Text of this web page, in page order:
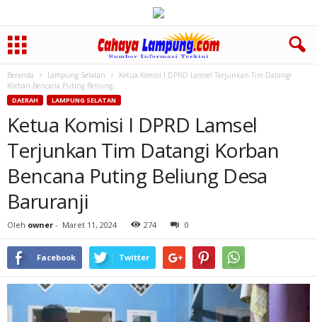
Beranda Lampung Selatan
Ketua Komisi I DPRD Lamsel Terjunkan Tim Datangi
Korban Bencana Puting Beliung...
DAERAH LAMPUNG SELATAN
Ketua Komisi I DPRD Lamsel
Terjunkan Tim Datangi Korban
Bencana Puting Beliung Desa
Baruranji
Oleh owner - Maret 11, 2024 274 0
Facebook Twitter